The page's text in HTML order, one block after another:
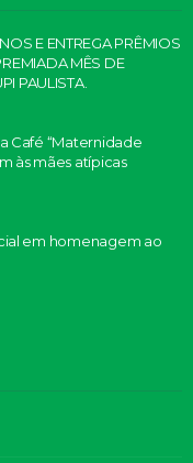
E ENTREGA PRÊMIOS
MÊS DE
PAULISTA.
Café “Maternidade
às mães atípicas
em homenagem ao